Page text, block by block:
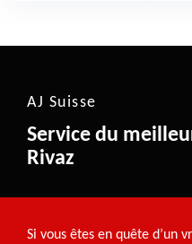
AJ Suisse
Service du
Rivaz
Si vous êtes en quête d’un